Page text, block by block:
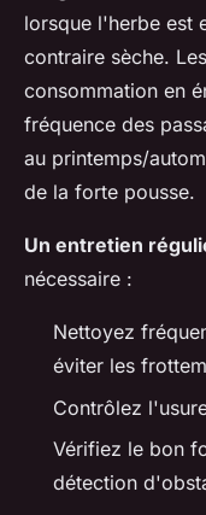
lorsque l'herbe est
contraire sèche.
consommation en
fréquence des
au printemps/
de la forte pousse.
Un entretien
nécessaire :
Nettoyez
éviter les
Contrôlez
Vérifiez le bon
détection